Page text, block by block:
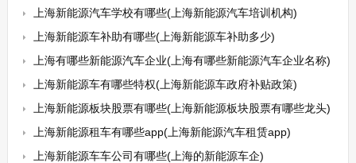
上海新能源汽车学校有哪些(上海新能源汽车培训机构)
上海新能源车补助有哪些(上海新能源车补助多少)
上海有哪些新能源汽车企业(上海有哪些新能源汽车企业名称)
上海新能源车有哪些特权(上海新能源车政府补贴政策)
上海新能源板块股票有哪些(上海新能源板块股票有哪些龙头)
上海新能源租车有哪些app(上海新能源汽车租赁app)
上海新能源车车公司有哪些(上海的新能源车企)